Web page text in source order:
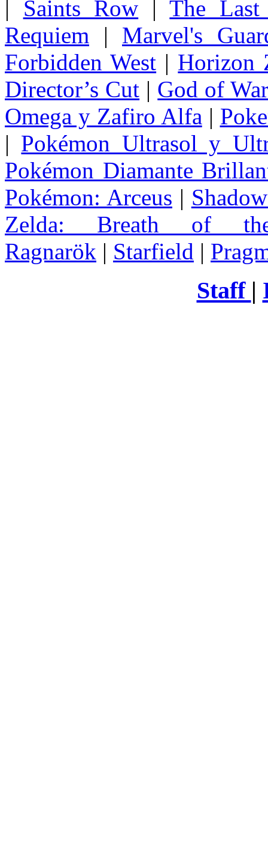
Saints Row |The
Requiem | Marvel's
Forbidden West | Horizon
Director’s Cut | God of
Omega y Zafiro Alfa |
| Pokémon Ultrasol y
Pokémon Diamante
Pokémon: Arceus |
Zelda: Breath of
Ragnarök | Starfield |
Staff |